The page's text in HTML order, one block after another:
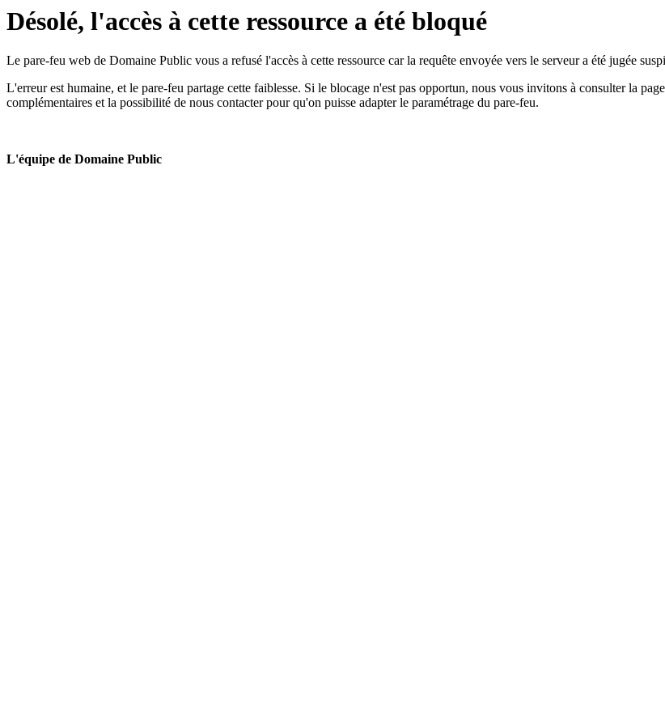
Désolé, l'accès à cette ressource a été bloqué
Le pare-feu web de Domaine Public vous a refusé l'accès à cette ressource car la requête envoyée vers le serveur a été jugée
L'erreur est humaine, et le pare-feu partage cette faiblesse. Si le blocage n'est pas opportun, nous vous invitons à consulter la page
complémentaires et la possibilité de nous contacter pour qu'on puisse adapter le paramétrage du pare-feu.
L'équipe de Domaine Public